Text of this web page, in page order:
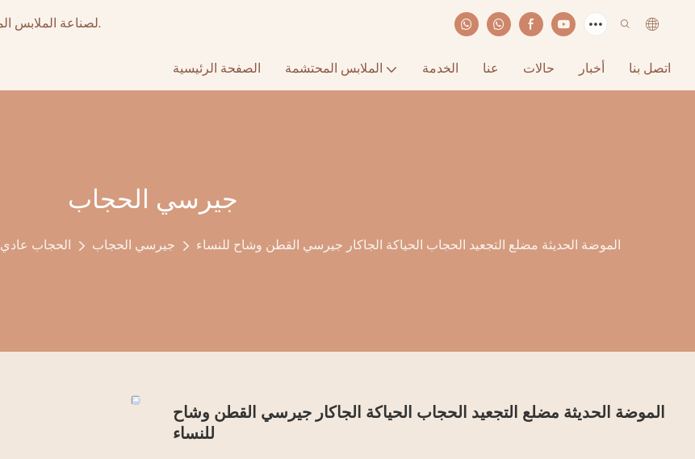
أكثر من 15 عامًا من تصنيع المعدات الأصلية عالي الجودة & ODM لصناعة الملابس المتواضعة.
الصفحة الرئيسية الملابس المحتشمة الخدمة عنا حالات أخبار اتصل بنا
جيرسي الحجاب
الحجاب عادي جيرسي الحجاب الموضة الحديثة مضلع التجعيد الحجاب الحياكة الجاكار جيرسي القطن وشاح للنساء
الموضة الحديثة مضلع التجعيد الحجاب الحياكة الجاكار جيرسي القطن وشاح
للنساء